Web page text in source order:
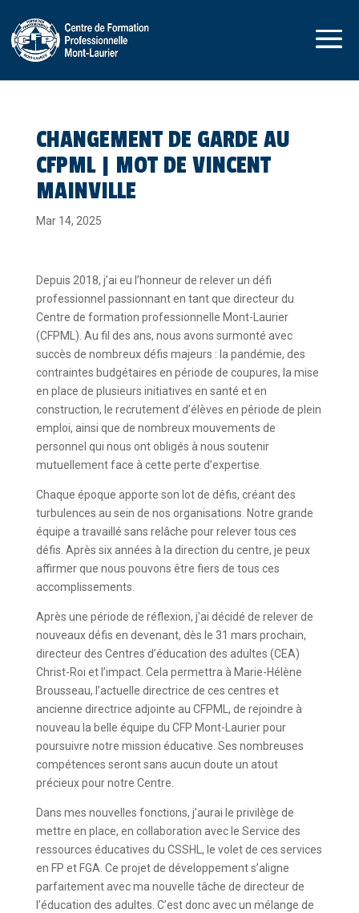
CHANGEMENT DE GARDE AU
CFPML | MOT DE VINCENT
MAINVILLE
Mar 14, 2025
Depuis 2018, j’ai eu l’honneur de relever un défi
professionnel passionnant en tant que directeur du
Centre de formation professionnelle Mont-Laurier
(CFPML). Au fil des ans, nous avons surmonté avec
succès de nombreux défis majeurs : la pandémie, des
contraintes budgétaires en période de coupures, la mise
en place de plusieurs initiatives en santé et en
construction, le recrutement d’élèves en période de plein
emploi, ainsi que de nombreux mouvements de
personnel qui nous ont obligés à nous soutenir
mutuellement face à cette perte d’expertise.
Chaque époque apporte son lot de défis, créant des
turbulences au sein de nos organisations. Notre grande
équipe a travaillé sans relâche pour relever tous ces
défis. Après six années à la direction du centre, je peux
affirmer que nous pouvons être fiers de tous ces
accomplissements.
Après une période de réflexion, j’ai décidé de relever de
nouveaux défis en devenant, dès le 31 mars prochain,
directeur des Centres d’éducation des adultes (CEA)
Christ-Roi et l’impact. Cela permettra à Marie-Hélène
Brousseau, l’actuelle directrice de ces centres et
ancienne directrice adjointe au CFPML, de rejoindre à
nouveau la belle équipe du CFP Mont-Laurier pour
poursuivre notre mission éducative. Ses nombreuses
compétences seront sans aucun doute un atout
précieux pour notre Centre.
Dans mes nouvelles fonctions, j’aurai le privilège de
mettre en place, en collaboration avec le Service des
ressources éducatives du CSSHL, le volet de ces services
en FP et FGA. Ce projet de développement s’aligne
parfaitement avec ma nouvelle tâche de directeur de
l’éducation des adultes. C’est donc avec un mélange de